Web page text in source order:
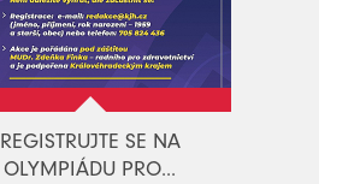
REGISTRUJTE SE NA
OLYMPIÁDU PRO...